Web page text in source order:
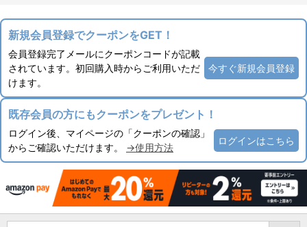
新規会員登録でクーポンをGET！
会員登録完了メールにクーポンコードが記載
されています。初回購入時からご利用いただ
けます。
今すぐ新規会員登録
既存会員の方にもクーポンをプレゼント！
ログイン後、マイページの「クーポンの確認」
からご確認いただけます。 →使用方法
ログインはこちら